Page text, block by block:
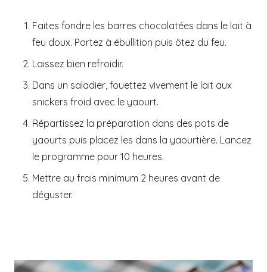
Faites fondre les barres chocolatées dans le lait à
feu doux. Portez à ébullition puis ôtez du feu.
Laissez bien refroidir.
Dans un saladier, fouettez vivement le lait aux
snickers froid avec le yaourt.
Répartissez la préparation dans des pots de
yaourts puis placez les dans la yaourtière. Lancez
le programme pour 10 heures.
Mettre au frais minimum 2 heures avant de
déguster.